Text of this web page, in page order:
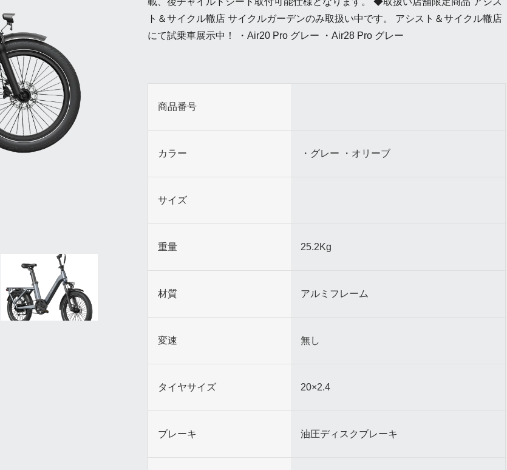
ト＆サイクル轍店 サイクルガーデンのみ取扱い中です。 アシスト＆サイクル轍店
にて試乗車展示中！ ・Air20 Pro グレー ・Air28 Pro グレー
商品番号
カラー ・グレー ・オリーブ
サイズ
重量 25.2Kg
材質 アルミフレーム
変速 無し
タイヤサイズ 20×2.4
ブレーキ 油圧ディスクブレーキ